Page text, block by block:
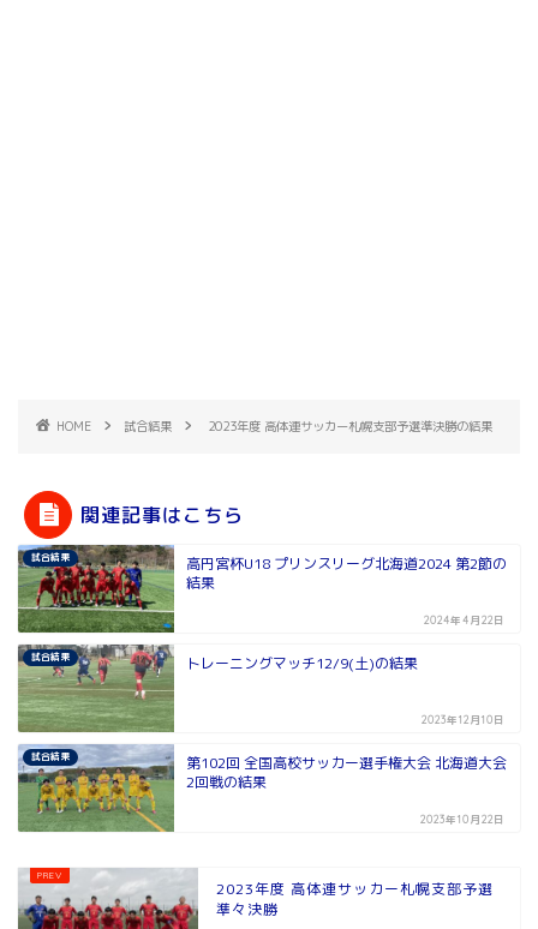
HOME 試合結果 2023年度 高体連サッカー札幌支部予選準決勝の結果
関連記事はこちら
試合結果
高円宮杯U18 プリンスリーグ北海道2024 第2節の
結果
2024年4月22日
試合結果 トレーニングマッチ12/9(土)の結果
2023年12月10日
試合結果
第102回 全国高校サッカー選手権大会 北海道大会
2回戦の結果
2023年10月22日
2023年度 高体連サッカー札幌支部予選
準々決勝